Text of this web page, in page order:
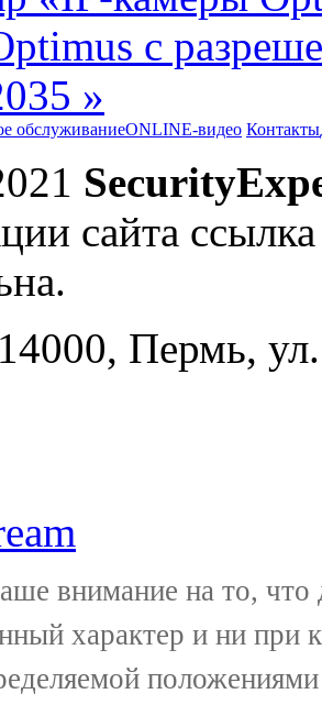
с
»
обслуживаниеONLINE-видео Контакты
сайта
Пермь,
внимание на то, что
характер и ни при